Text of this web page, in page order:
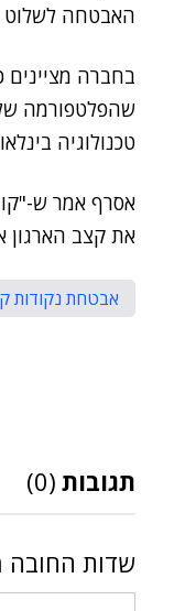
האבטחה לשלוט
בחברה מציינים
טכנולוגיה
אסרף אמר ש-
את קצב הארגון
אבטחת נקודות
תגובות (0)
שדות החובה